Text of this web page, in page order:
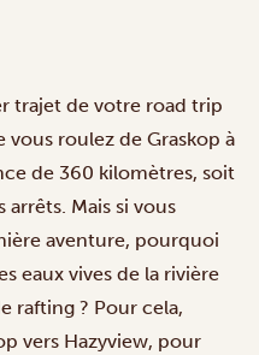
trajet de votre road trip
roulez de Graskop à
de 360 kilomètres, soit
arrêts. Mais si vous
aventure, pourquoi
eaux vives de la rivière
rafting ? Pour cela,
vers Hazyview, pour